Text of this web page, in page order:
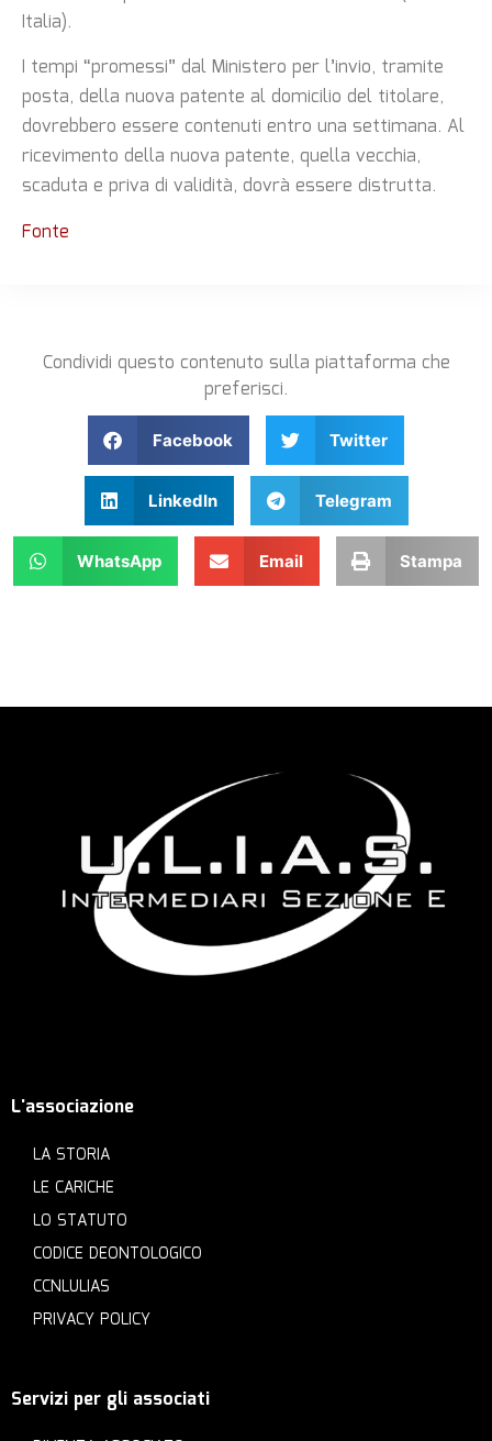
Italia).
I tempi “promessi” dal Ministero per l’invio, tramite
posta, della nuova patente al domicilio del titolare,
dovrebbero essere contenuti entro una settimana. Al
ricevimento della nuova patente, quella vecchia,
scaduta e priva di validità, dovrà essere distrutta.
Fonte
Condividi questo contenuto sulla piattaforma che
preferisci.
Facebook Twitter
LinkedIn Telegram
WhatsApp Email Stampa
L'associazione
LA STORIA
LE CARICHE
LO STATUTO
CODICE DEONTOLOGICO
CCNLULIAS
PRIVACY POLICY
Servizi per gli associati